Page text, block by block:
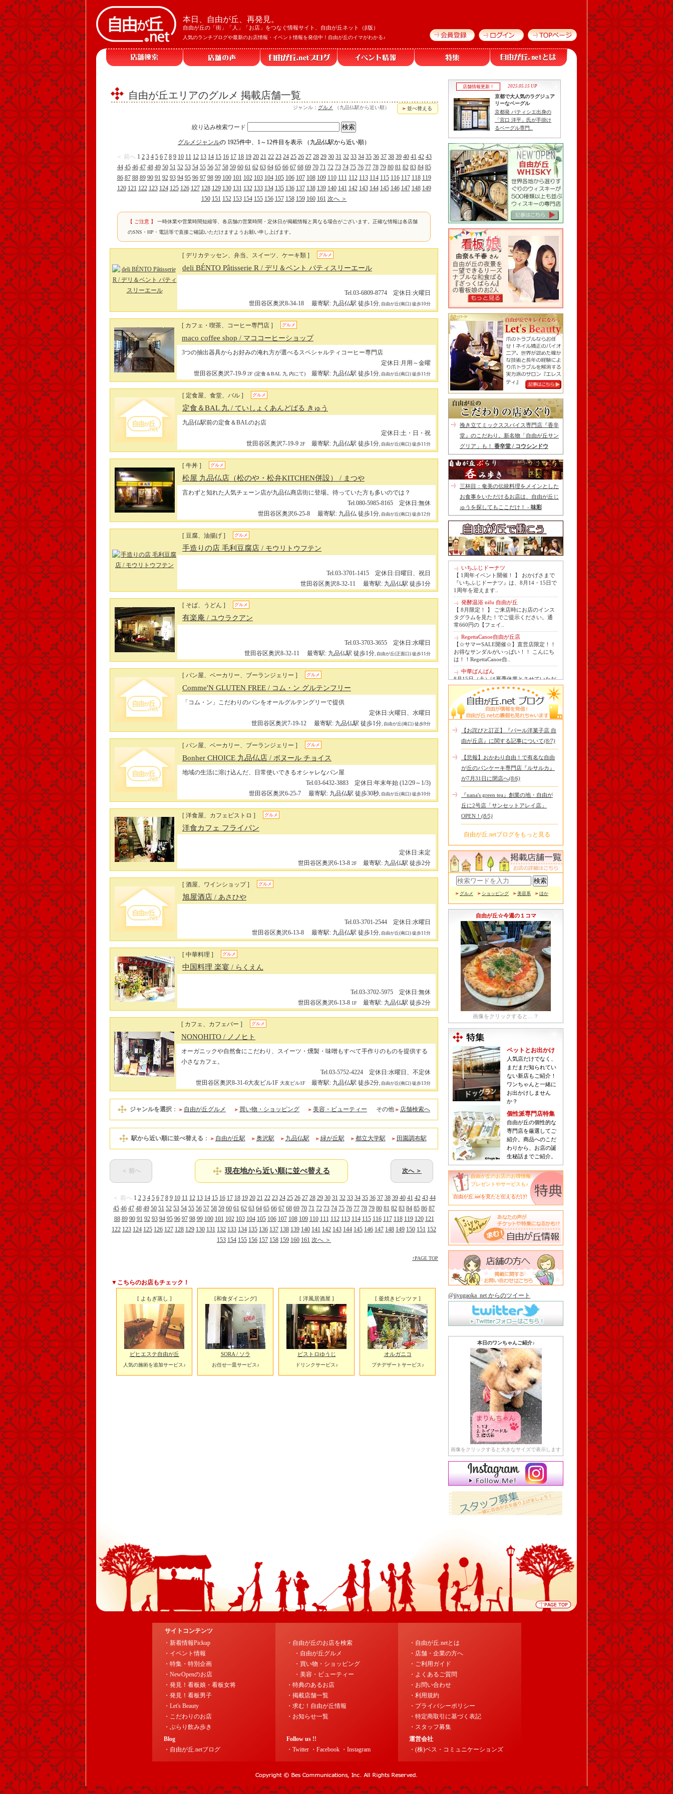
本日、自由が丘、再発見。
自由が丘の「街」「人」「お店」をつなぐ情報サイト、自由が丘ネット（β版）
人気のランチブログや最新のお店情報・イベント情報を発信中！自由が丘のイマがわかる♪
自由が丘エリアのグルメ 掲載店舗一覧
並べ替える
ジャンル： グルメ （九品仏駅から近い順）
絞り込み検索ワード
グルメジャンルの 1925件中、1～12件目を表示 （九品仏駅から近い順）
＜ 前へ 1 2 3 4 5 6 7 8 9 10 11 12 13 14 15 16 17 18 19 20 21 22 23 24 25 26 27 28 29 30 31 32 33 34 35 36 37 38 39 40 41 42 43
44 45 46 47 48 49 50 51 52 53 54 55 56 57 58 59 60 61 62 63 64 65 66 67 68 69 70 71 72 73 74 75 76 77 78 79 80 81 82 83 84 85
86 87 88 89 90 91 92 93 94 95 96 97 98 99 100 101 102 103 104 105 106 107 108 109 110 111 112 113 114 115 116 117 118 119
120 121 122 123 124 125 126 127 128 129 130 131 132 133 134 135 136 137 138 139 140 141 142 143 144 145 146 147 148 149
150 151 152 153 154 155 156 157 158 159 160 161 次へ ＞
【 ご注意 】
一時休業や営業時間短縮等、各店舗の営業時間・定休日が掲載情報と異なる場合がございます。正確な情報は各店舗
のSNS・HP・電話等で直接ご確認いただけますようお願い申し上げます。
[ デリカテッセン、弁当、スイーツ、ケーキ類 ] グルメ
deli BÉNTO Pâtisserie R / デリ＆ベント パティスリーエール
Tel.03-6809-8774 定休日:火曜日
世田谷区奥沢8-34-18
最寄駅: 九品仏駅 徒歩1分, 自由が丘(南口) 徒歩10分
[ カフェ・喫茶、コーヒー専門店 ] グルメ
maco coffee shop / マココーヒーショップ
3つの抽出器具からお好みの淹れ方が選べるスペシャルティコーヒー専門店
定休日:月用～金曜
世田谷区奥沢7-19-9 2F (定食＆BAL 九 内にて) 最寄駅: 九品仏駅 徒歩1分, 自由が丘(南口) 徒歩11分
[ 定食屋、食堂、バル ] グルメ
定食＆BAL 九 / ていしょくあんどばる きゅう
九品仏駅前の定食＆BALのお店
定休日:土・日・祝
世田谷区奥沢7-19-9 2F 最寄駅: 九品仏駅 徒歩1分, 自由が丘(南口) 徒歩11分
[ 牛丼 ] グルメ
松屋 九品仏店（松のや・松弁KITCHEN併設） / まつや
言わずと知れた人気チェーン店が九品仏商店街に登場。待っていた方も多いのでは？
Tel.080-5985-8165 定休日:無休
世田谷区奥沢6-25-8
最寄駅: 九品仏 徒歩1分, 自由が丘(南口) 徒歩12分
[ 豆腐、油揚げ ] グルメ
手造りの店 毛利豆腐店 / モウリトウフテン
Tel.03-3701-1415 定休日:日曜日、祝日
世田谷区奥沢8-32-11
最寄駅: 九品仏駅 徒歩1分
[ そば、うどん ] グルメ
有楽庵 / ユウラクアン
Tel.03-3703-3655 定休日:水曜日
世田谷区奥沢8-32-11
最寄駅: 九品仏駅 徒歩1分, 自由が丘(正面口) 徒歩11分
[ パン屋、ベーカリー、ブーランジェリー ] グルメ
Comme'N GLUTEN FREE / コム・ン グルテンフリー
「コム・ン」こだわりのパンをオールグルテングリーで提供
定休日:火曜日、水曜日
世田谷区奥沢7-19-12
最寄駅: 九品仏駅 徒歩1分, 自由が丘(南口) 徒歩9分
[ パン屋、ベーカリー、ブーランジェリー ] グルメ
Bonher CHOICE 九品仏店 / ボヌール チョイス
地域の生活に溶け込んだ、日常使いできるオシャレなパン屋
Tel.03-6432-3883 定休日:年末年始 (12/29～1/3)
世田谷区奥沢6-25-7
最寄駅: 九品仏駅 徒歩30秒, 自由が丘(南口) 徒歩10分
[ 洋食屋、カフェビストロ ] グルメ
洋食カフェ フライパン
定休日:未定
世田谷区奥沢6-13-8 2F 最寄駅: 九品仏駅 徒歩2分
[ 酒屋、ワインショップ ] グルメ
旭屋酒店 / あさひや
Tel.03-3701-2544 定休日:水曜日
世田谷区奥沢6-13-8
最寄駅: 九品仏駅 徒歩1分, 自由が丘(南口) 徒歩11分
[ 中華料理 ] グルメ
中国料理 楽宴 / らくえん
Tel.03-3702-5975 定休日:無休
世田谷区奥沢6-13-8 1F 最寄駅: 九品仏駅 徒歩2分
[ カフェ、カフェバー ] グルメ
NONOHITO / ノノヒト
オーガニックや自然食にこだわり、スイーツ・燻製・味噌もすべて手作りのものを提供する
小さなカフェ。
Tel.03-5752-4224 定休日:水曜日、不定休
世田谷区奥沢8-31-6大友ビル1F 大友ビル1F 最寄駅: 九品仏駅 徒歩2分, 自由が丘(南口) 徒歩13分
ジャンルを選択 ： 自由が丘グルメ 買い物・ショッピング 美容・ビューティー その他 店舗検索へ
駅から近い順に並べ替える ： 自由が丘駅 奥沢駅 九品仏駅 緑が丘駅 都立大学駅 田園調布駅
＜ 前へ 現在地から近い順に並べ替える 次へ ＞
＜ 前へ 1 2 3 4 5 6 7 8 9 10 11 12 13 14 15 16 17 18 19 20 21 22 23 24 25 26 27 28 29 30 31 32 33 34 35 36 37 38 39 40 41 42 43 44
45 46 47 48 49 50 51 52 53 54 55 56 57 58 59 60 61 62 63 64 65 66 67 68 69 70 71 72 73 74 75 76 77 78 79 80 81 82 83 84 85 86 87
88 89 90 91 92 93 94 95 96 97 98 99 100 101 102 103 104 105 106 107 108 109 110 111 112 113 114 115 116 117 118 119 120 121
122 123 124 125 126 127 128 129 130 131 132 133 134 135 136 137 138 139 140 141 142 143 144 145 146 147 148 149 150 151 152
153 154 155 156 157 158 159 160 161 次へ ＞
↑PAGE TOP
▼こちらのお店もチェック！
[ よもぎ蒸し ]
ビヒエステ自由が丘
人気の施術を追加サービス♪
[和食ダイニング]
SORA / ソラ
お任せ一皿サービス♪
[ 洋風居酒屋 ]
ビストロゆうじ
ドリンクサービス♪
[ 釜焼きピッツァ ]
オルガニコ
プチデザートサービス♪
店舗情報更新！ 2025.05.15 UP
京都で大人気のラグジュア
リーなベーグル
京都発 パティシエ出身の
「宮口 洋平」氏が手掛け
るベーグル専門..
挽き立てミックススパイス専門店『香辛
堂』のこだわり。新名物「自由が丘サン
グリア」も！ 香辛堂 / コウシンドウ
三杯目：奄美の伝統料理をメインとした
お食事をいただけるお店は、自由が丘じ
ゅうを探してもここだけ！ - 味彩
いちふじドーナツ
【 1周年イベント開催！ 】 おかげさまで
『いちふじドーナツ』は、8月14・15日で
1周年を迎えます..
発酵温浴 nifu 自由が丘
【 8月限定！ 】 ご来店時にお店のインス
タグラムを見た！でご提示ください。通
常660円の【フェイ..
RegettaCanoe自由が丘店
【☆サマーSALE開催☆】直営店限定！！
お得なサンダルがいっぱい！！ こんにち
は！！RegettaCanoe自..
中華ばんばん
8月15日（土）は夏季休業とさせていただ
きます。 翌16日（日）は通常通り定休日
ですので、2連休となり..
tomoru
土曜日限定ランチセット(12:00〜15:00)は
じまりました！※数量限定その日のおす
すめサンドイッチ(ルッ..
Le Monde Gourmand
シストロン仔羊の煮込み パニスとリ・ダ
ニョーのパネ フランスの仔羊をトマトと
冷え性改善協会 ICITO
【 よもぎ蒸しやリラクゼーション専門の
エステサロン、リ..
【お詫びと訂正】『パール洋菓子店 自
由が丘店』に関する記事について(8/7)
【悲報】おかわり自由！で有名な自由
が丘のパンケーキ専門店『ルサルカ』
が7月31日に閉店へ(8/6)
『nana's green tea』創業の地・自由が
丘に2号店「サンセットアレイ店」
OPEN！ (8/5)
自由が丘.netブログをもっと見る
グルメ ショッピング 美容系 ほか
自由が丘☆今週の１コマ
画像をクリックすると…？
ペットとお出かけ
人気店だけでなく、
まだまだ知られてい
ない新店もご紹介！
ワンちゃんと一緒に
お出かけしません
か？
個性派専門店特集
自由が丘の個性的な
専門店を厳選してご
紹介。商品へのこだ
わりから、お店の誕
生秘話までご紹介。
自由が丘のお店のお得情報
プレゼントやサービスも♪
自由が丘.netを見たと伝えるだけ!
@jiyugaoka_net からのツイート
本日のワンちゃんご紹介♪
画像をクリックすると大きなサイズで表示します
サイトコンテンツ
・新着情報Pickup
・イベント情報
・特集・特別企画
・NewOpenのお店
・発見！看板娘・看板女将
・発見！看板男子
・Let's Beauty
・こだわりのお店
・ぶらり飲み歩き
Blog
・自由が丘.netブログ
・自由が丘のお店を検索
・自由が丘グルメ
・買い物・ショッピング
・美容・ビューティー
・特典のあるお店
・掲載店舗一覧
・求む！自由が丘情報
・お知らせ一覧
Follow us !!
・Twitter
・Facebook ・Instagram
・自由が丘.netとは
・店舗・企業の方へ
・ご利用ガイド
・よくあるご質問
・お問い合わせ
・利用規約
・プライバシーポリシー
・特定商取引に基づく表記
・スタッフ募集
運営会社
・(株)ベス・コミュニケーションズ